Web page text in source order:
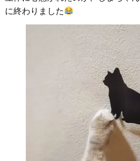
に終わりました